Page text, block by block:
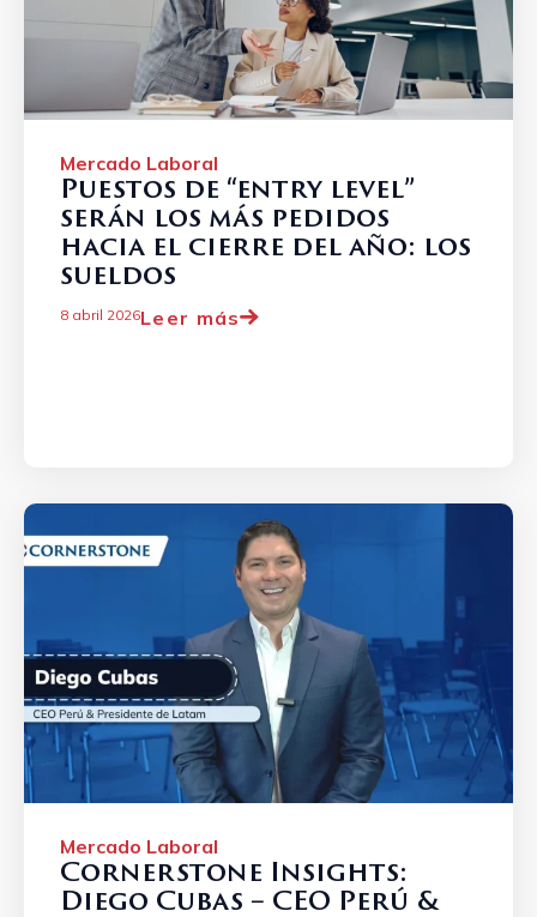
Mercado Laboral
Puestos de “entry level”
serán los más pedidos
hacia el cierre del año: los
sueldos
8 abril 2026Leer más
Mercado Laboral
Cornerstone Insights:
Diego Cubas – CEO Perú &